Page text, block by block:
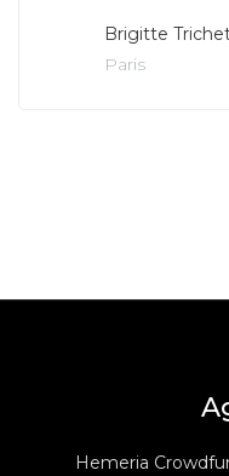
Brigitte
Paris
Hemeria